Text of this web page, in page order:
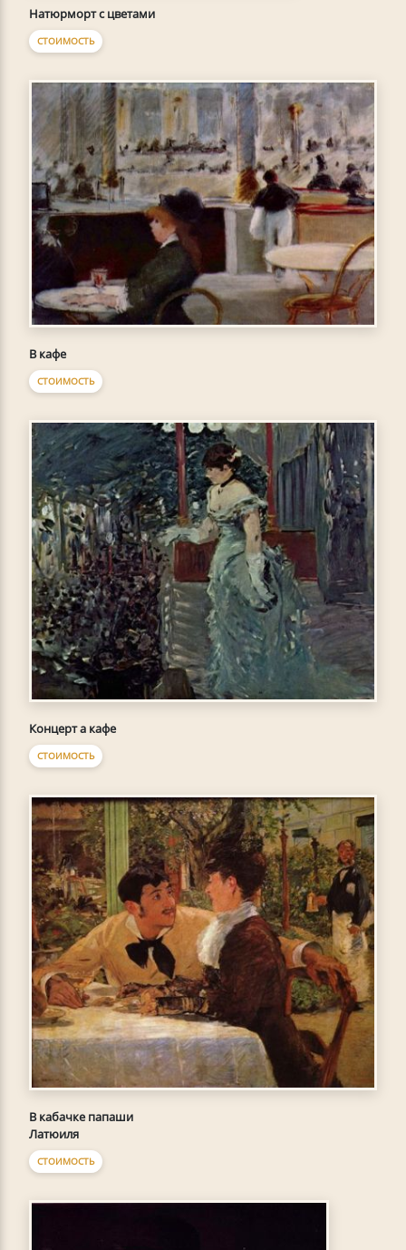
Натюрморт с цветами
СТОИМОСТЬ
В кафе
СТОИМОСТЬ
Концерт а кафе
СТОИМОСТЬ
В кабачке папаши
Латюиля
СТОИМОСТЬ